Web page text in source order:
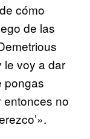
cómo
de las
le voy a dar
pongas
entonces no